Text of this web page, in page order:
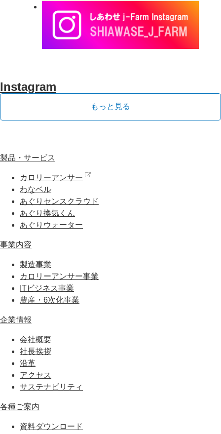
Instagram
もっと見る
製品・サービス
カロリーアンサー
わなベル
あぐりセンスクラウド
あぐり換気くん
あぐりウォーター
事業内容
製造事業
カロリーアンサー事業
ITビジネス事業
農産・6次化事業
企業情報
会社概要
社長挨拶
沿革
アクセス
サステナビリティ
各種ご案内
資料ダウンロード